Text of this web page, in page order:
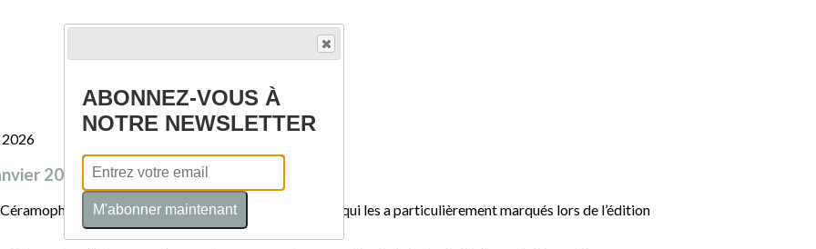
2026
ont souhaité mettre en lumière un artiste qui les a particulièrement marqués lors de l’édition
ABONNEZ-VOUS À
NOTRE NEWSLETTER
M'abonner maintenant